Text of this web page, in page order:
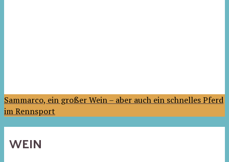
Sammarco, ein großer Wein – aber auch ein schnelles Pferd
im Rennsport
WEIN